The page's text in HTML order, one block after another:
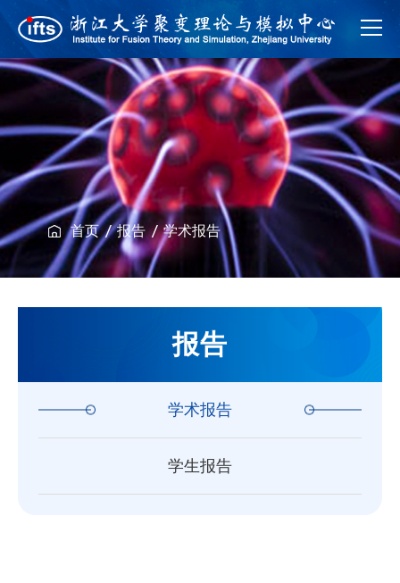
首页 报告 学术报告
报告
学术报告
学生报告